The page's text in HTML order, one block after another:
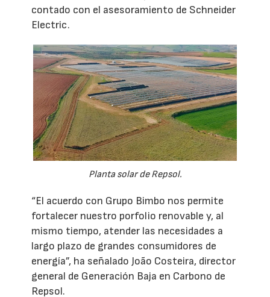
contado con el asesoramiento de Schneider
Electric.
Planta solar de Repsol.
“El acuerdo con Grupo Bimbo nos permite
fortalecer nuestro porfolio renovable y, al
mismo tiempo, atender las necesidades a
largo plazo de grandes consumidores de
energía”, ha señalado João Costeira, director
general de Generación Baja en Carbono de
Repsol.